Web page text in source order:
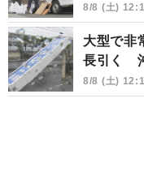
8/8 (土)
大型で非
長引く
8/8 (土)